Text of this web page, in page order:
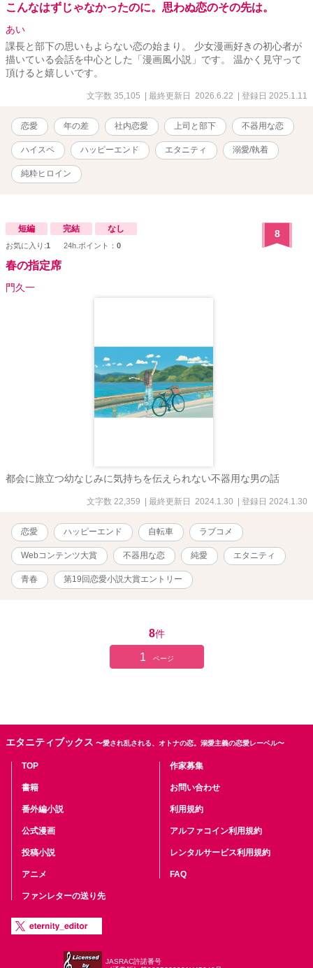
こんなはずじゃなかったのに。思わぬ恋のその先は。
あい
課長と部下の思いもよらない恋の始まり。 少女漫画好きの初心者が
描いている会話を中心とした「漫画風小説」です。 温かく見守って
頂けると嬉しいです。
文字数 35,105 | 最終更新日 2026.6.22 | 登録日 2025.1.11
恋愛 年の差 社内恋愛 上司と部下 不器用な恋
ハイスペ ハッピーエンド エタニティ 溺愛/執着
純粋ヒロイン
短編 完結 なし
お気に入り:1 24h.ポイント： 0
8
春の指定席
門久一
都会に旅立つ幼なじみに気持ちを伝えられない不器用な男の話
文字数 22,359 | 最終更新日 2024.1.30 | 登録日 2024.1.30
恋愛 ハッピーエンド 自転車 ラブコメ
Webコンテンツ大賞 不器用な恋 純愛 エタニティ
青春 第19回恋愛小説大賞エントリー
8件
1 ページ
エタニティブックス 〜愛され乱される、オトナの恋。溺愛主義の恋愛レーベル〜
TOP
書籍
番外編小説
公式漫画
投稿小説
アニメ
ファンレターの送り先
作家募集
お問い合わせ
利用規約
アルファコイン利用規約
レンタルサービス利用規約
FAQ
JASRAC許諾番号